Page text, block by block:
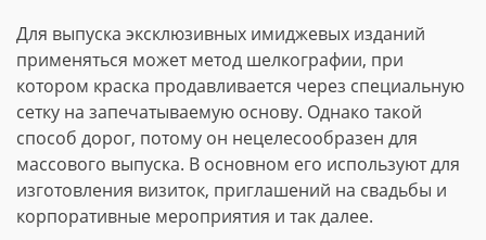
Для выпуска эксклюзивных имиджевых изданий
применяться может метод шелкографии, при
котором краска продавливается через специальную
сетку на запечатываемую основу. Однако такой
способ дорог, потому он нецелесообразен для
массового выпуска. В основном его используют для
изготовления визиток, приглашений на свадьбы и
корпоративные мероприятия и так далее.